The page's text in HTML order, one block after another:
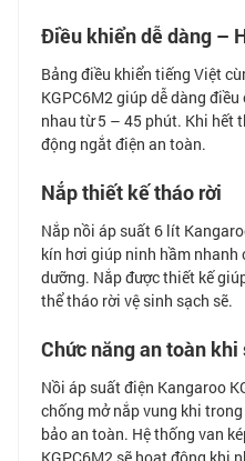
Điều khiển dễ dàng –
Bảng điều khiển tiếng Việt
KGPC6M2 giúp dễ dàng
nhau từ 5 – 45 phút. Khi hết
động ngắt điện an toàn.
Nắp thiết kế tháo rời
Nắp nồi áp suất 6 lít
kín hơi giúp ninh hầm
dưỡng. Nắp được thiết kế
thể tháo rời vệ sinh sạch sẽ.
Chức năng an toàn khi
Nồi áp suất điện Kangaroo
chống mở nắp vung khi
bảo an toàn. Hệ thống van